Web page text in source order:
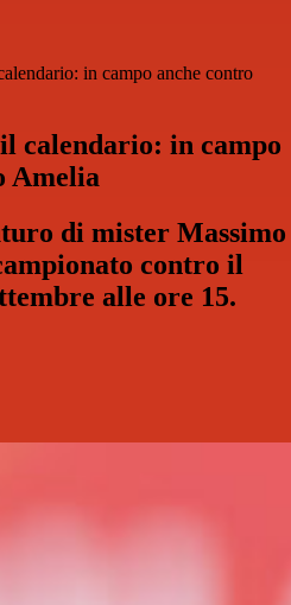
in campo anche contro
calendario: in campo
Amelia
di mister Massimo
contro il
alle ore 15.